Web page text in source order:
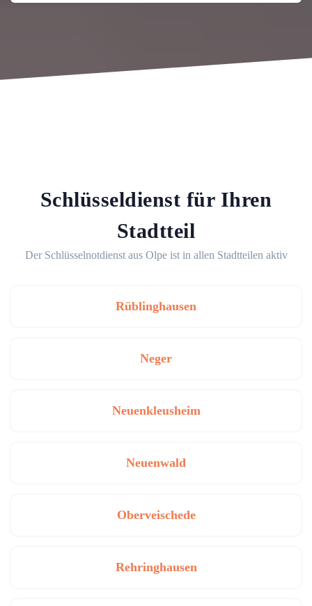
Schlüsseldienst für Ihren
Stadtteil
Der Schlüsselnotdienst aus Olpe ist in allen Stadtteilen aktiv
Rüblinghausen
Neger
Neuenkleusheim
Neuenwald
Oberveischede
Rehringhausen